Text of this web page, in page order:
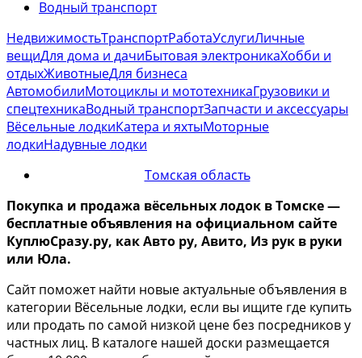
Водный транспорт
НедвижимостьТранспортРаботаУслугиЛичные
вещиДля дома и дачиБытовая электроникаХобби и
отдыхЖивотныеДля бизнеса
АвтомобилиМотоциклы и мототехникаГрузовики и
спецтехникаВодный транспортЗапчасти и аксессуары
Вёсельные лодкиКатера и яхтыМоторные
лодкиНадувные лодки
Томская область
Покупка и продажа вёсельных лодок в Томске—
бесплатные объявления на официальном сайте
КуплюСразу.ру, как Авто ру, Авито, Из рук в руки
или Юла.
Сайт поможет найти новые актуальные объявления в
категории Вёсельные лодки, если вы ищите где купить
или продать по самой низкой цене без посредников у
частных лиц. В каталоге нашей доски размещается